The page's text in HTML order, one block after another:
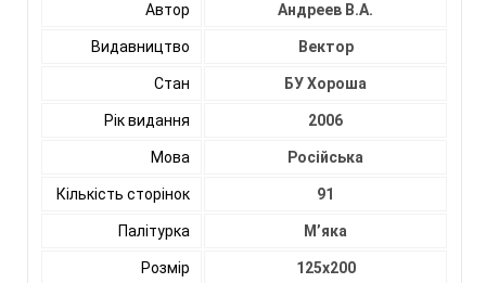
Автор Андреев В.А.
Видавництво Вектор
Стан БУ Хороша
Рік видання 2006
Мова Російська
Кількість сторінок 91
Палітурка М’яка
Розмір 125х200